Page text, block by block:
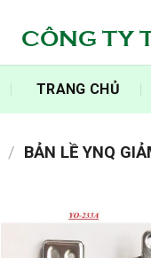
CÔNG TY
‍TRANG CHỦ‍
/ BẢN LỀ YNQ